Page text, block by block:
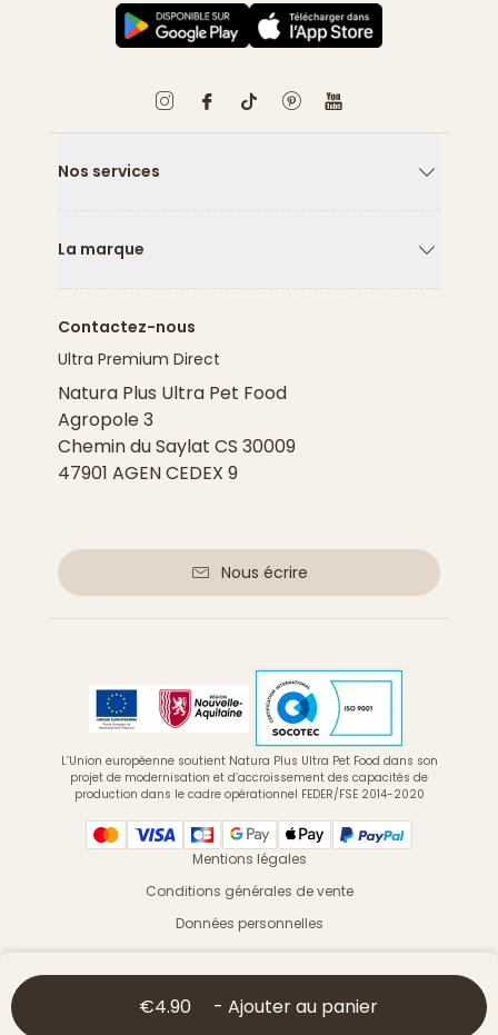
€4.90 - Ajouter au panier
Nos services
La marque
Contactez-nous
Ultra Premium Direct
Natura Plus Ultra Pet Food
Agropole 3
Chemin du Saylat CS 30009
47901 AGEN CEDEX 9
Nous écrire
L’Union européenne soutient Natura Plus Ultra Pet Food dans son
projet de modernisation et d’accroissement des capacités de
production dans le cadre opérationnel FEDER/FSE 2014-2020
Mentions légales
Conditions générales de vente
Données personnelles
© 2026 Ultra Premium Direct - Tous droits réservés